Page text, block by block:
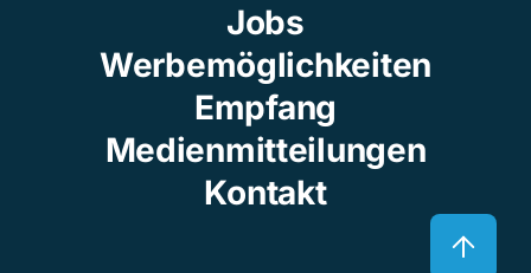
Jobs
Werbemöglichkeiten
Empfang
Medienmitteilungen
Kontakt